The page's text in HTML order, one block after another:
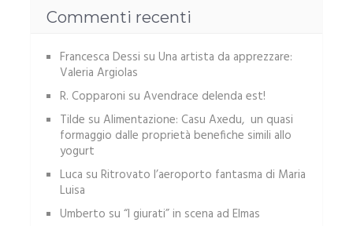
Commenti recenti
Francesca Dessi su Una artista da apprezzare:
Valeria Argiolas
R. Copparoni su Avendrace delenda est!
Tilde su Alimentazione: Casu Axedu, un quasi
formaggio dalle proprietà benefiche simili allo
yogurt
Luca su Ritrovato l’aeroporto fantasma di Maria
Luisa
Umberto su “I giurati” in scena ad Elmas